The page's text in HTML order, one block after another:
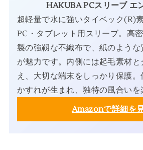
HAKUBA PCスリーブ エ
超軽量で水に強いタイベック(R)
PC・タブレット用スリーブ。高
製の強靱な不織布で、紙のよう
が魅力です。内側には起毛素材
え、大切な端末をしっかり保護
かすれが生まれ、独特の風合いを
Amazonで詳細を